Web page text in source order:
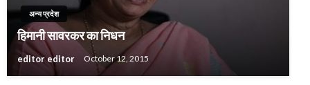
अन्य प्रदेश
हिमानी सावरकर का निधन
editor editor October 12, 2015